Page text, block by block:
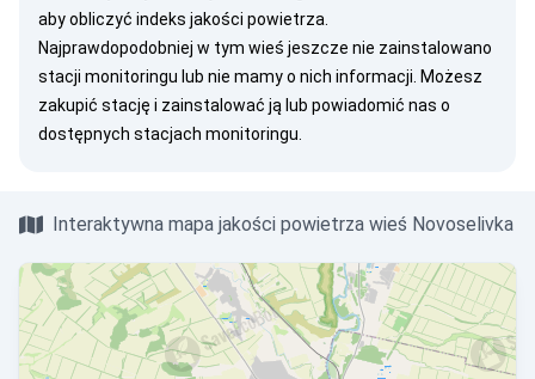
aby obliczyć indeks jakości powietrza.
Najprawdopodobniej w tym wieś jeszcze nie zainstalowano
stacji monitoringu lub nie mamy o nich informacji. Możesz
zakupić stację i zainstalować ją lub powiadomić nas o
dostępnych stacjach monitoringu.
Interaktywna mapa jakości powietrza wieś Novoselivka